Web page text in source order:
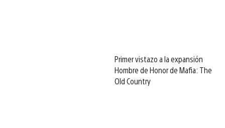
Primer vistazo a la expansión
Hombre de Honor de Mafia: The
Old Country